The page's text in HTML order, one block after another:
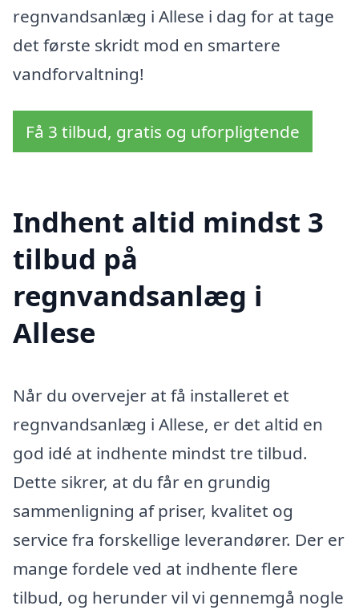
regnvandsanlæg i Allese i dag for at tage
det første skridt mod en smartere
vandforvaltning!
Få 3 tilbud, gratis og uforpligtende
Indhent altid mindst 3
tilbud på
regnvandsanlæg i
Allese
Når du overvejer at få installeret et
regnvandsanlæg i Allese, er det altid en
god idé at indhente mindst tre tilbud.
Dette sikrer, at du får en grundig
sammenligning af priser, kvalitet og
service fra forskellige leverandører. Der er
mange fordele ved at indhente flere
tilbud, og herunder vil vi gennemgå nogle